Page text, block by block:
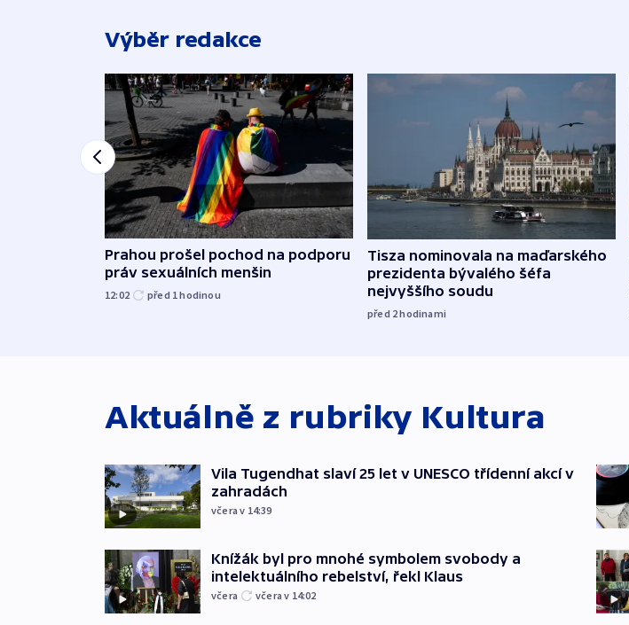
Výběr redakce
Prahou prošel pochod na podporu
práv sexuálních menšin
12:02 před 1hodinou
Tisza nominovala na maďarského
prezidenta bývalého šéfa
nejvyššího soudu
před 2hodinami
Aktuálně z rubriky Kultura
Vila Tugendhat slaví 25 let v UNESCO třídenní akcí v
zahradách
včera v 14:39
Knížák byl pro mnohé symbolem svobody a
intelektuálního rebelství, řekl Klaus
včera včera v 14:02